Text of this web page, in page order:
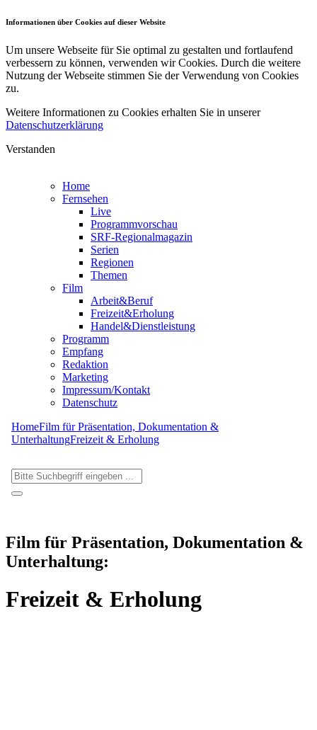
Informationen über Cookies auf dieser Website
Um unsere Webseite für Sie optimal zu gestalten und fortlaufend
verbessern zu können, verwenden wir Cookies. Durch die weitere
Nutzung der Webseite stimmen Sie der Verwendung von Cookies
zu.
Weitere Informationen zu Cookies erhalten Sie in unserer
Datenschutzerklärung
Verstanden
Home
Fernsehen
Live
Programmvorschau
SRF-Regionalmagazin
Serien
Regionen
Themen
Film
Arbeit&Beruf
Freizeit&Erholung
Handel&Dienstleistung
Programm
Empfang
Redaktion
Marketing
Impressum/Kontakt
Datenschutz
HomeFilm für Präsentation, Dokumentation &
UnterhaltungFreizeit & Erholung
Film für Präsentation, Dokumentation &
Unterhaltung:
Freizeit & Erholung